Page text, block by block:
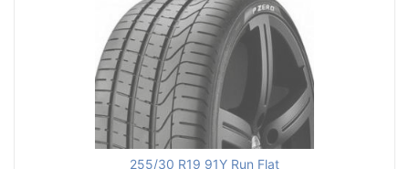
255/30 R19 91Y Run Flat